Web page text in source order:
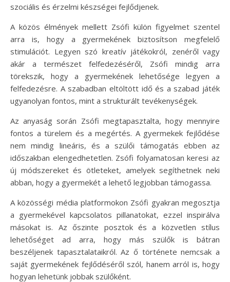
szociális és érzelmi készségei fejlődjenek.
A közös élmények mellett Zsófi külön figyelmet szentel
arra is, hogy a gyermekének biztosítson megfelelő
stimulációt. Legyen szó kreatív játékokról, zenéről vagy
akár a természet felfedezéséről, Zsófi mindig arra
törekszik, hogy a gyermekének lehetősége legyen a
felfedezésre. A szabadban eltöltött idő és a szabad játék
ugyanolyan fontos, mint a strukturált tevékenységek.
Az anyaság során Zsófi megtapasztalta, hogy mennyire
fontos a türelem és a megértés. A gyermekek fejlődése
nem mindig lineáris, és a szülői támogatás ebben az
időszakban elengedhetetlen. Zsófi folyamatosan keresi az
új módszereket és ötleteket, amelyek segíthetnek neki
abban, hogy a gyermekét a lehető legjobban támogassa.
A közösségi média platformokon Zsófi gyakran megosztja
a gyermekével kapcsolatos pillanatokat, ezzel inspirálva
másokat is. Az őszinte posztok és a közvetlen stílus
lehetőséget ad arra, hogy más szülők is bátran
beszéljenek tapasztalataikról. Az ő története nemcsak a
saját gyermekének fejlődéséről szól, hanem arról is, hogy
hogyan lehetünk jobbak szülőként.